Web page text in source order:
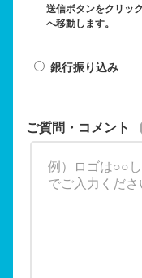
送信ボタンをクリッ
へ移動します。
銀行振り込み
ご質問・コメント